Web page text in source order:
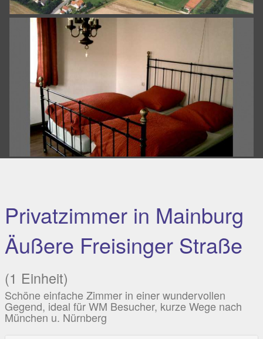
Privatzimmer in Mainburg
Äußere Freisinger Straße
(1 Einheit)
Schöne einfache Zimmer in einer wundervollen
Gegend, ideal für WM Besucher, kurze Wege nach
München u. Nürnberg